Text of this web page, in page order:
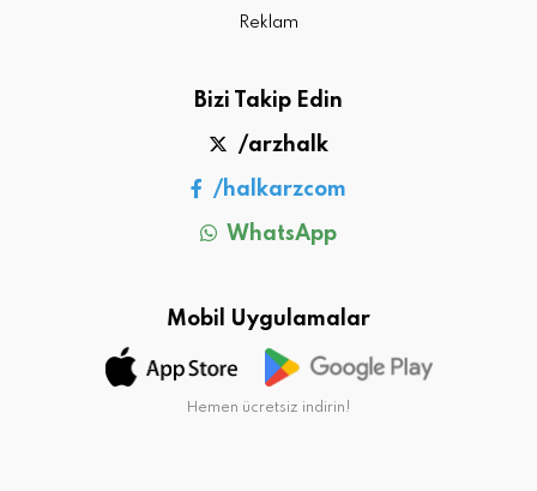
Reklam
Bizi Takip Edin
/arzhalk
/halkarzcom
WhatsApp
Mobil Uygulamalar
Hemen ücretsiz indirin!